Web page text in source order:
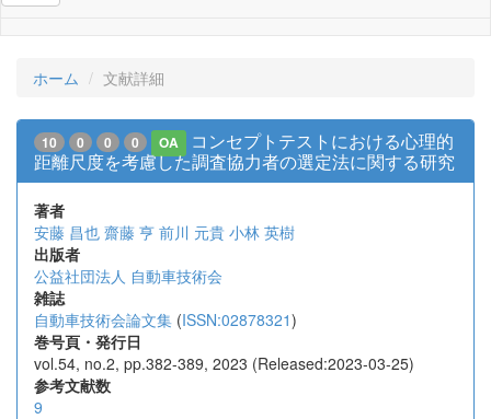
ホーム 文献詳細
10 0 0 0 OA
コンセプトテストにおける心理的
距離尺度を考慮した調査協力者の選定法に関する研究
著者
安藤 昌也 齋藤 亨 前川 元貴 小林 英樹
出版者
公益社団法人 自動車技術会
雑誌
自動車技術会論文集 (ISSN:02878321)
巻号頁・発行日
vol.54, no.2, pp.382-389, 2023 (Released:2023-03-25)
参考文献数
9